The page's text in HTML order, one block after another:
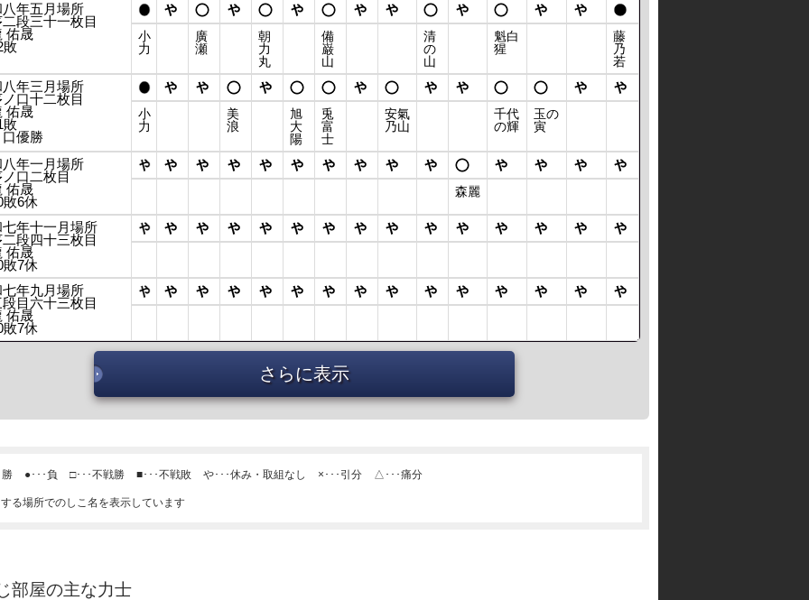
年五月場所
段三十一枚目
佑晟
敗
小
力
廣
瀬
朝
力
丸
備
巌
山
清
の
山
魁白
猩
藤
乃
若
年三月場所
口十二枚目
佑晟
敗
優勝
小
力
美
浪
旭
大
陽
兎
富
士
安氣
乃山
千代
の輝
玉の
寅
年一月場所
口二枚目
佑晟
敗6休
森麗
年十一月場所
段四十三枚目
佑晟
敗7休
年九月場所
目六十三枚目
佑晟
敗7休
さらに表示
●･･･負 □･･･不戦勝 ■･･･不戦敗 や･･･休み・取組なし ×･･･引分 △･･･痛分
る場所でのしこ名を表示しています
部屋の主な力士